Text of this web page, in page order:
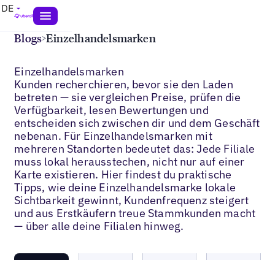
DE
Blogs>Einzelhandelsmarken
Einzelhandelsmarken
Kunden recherchieren, bevor sie den Laden
betreten — sie vergleichen Preise, prüfen die
Verfügbarkeit, lesen Bewertungen und
entscheiden sich zwischen dir und dem Geschäft
nebenan. Für Einzelhandelsmarken mit
mehreren Standorten bedeutet das: Jede Filiale
muss lokal herausstechen, nicht nur auf einer
Karte existieren. Hier findest du praktische
Tipps, wie deine Einzelhandelsmarke lokale
Sichtbarkeit gewinnt, Kundenfrequenz steigert
und aus Erstkäufern treue Stammkunden macht
— über alle deine Filialen hinweg.